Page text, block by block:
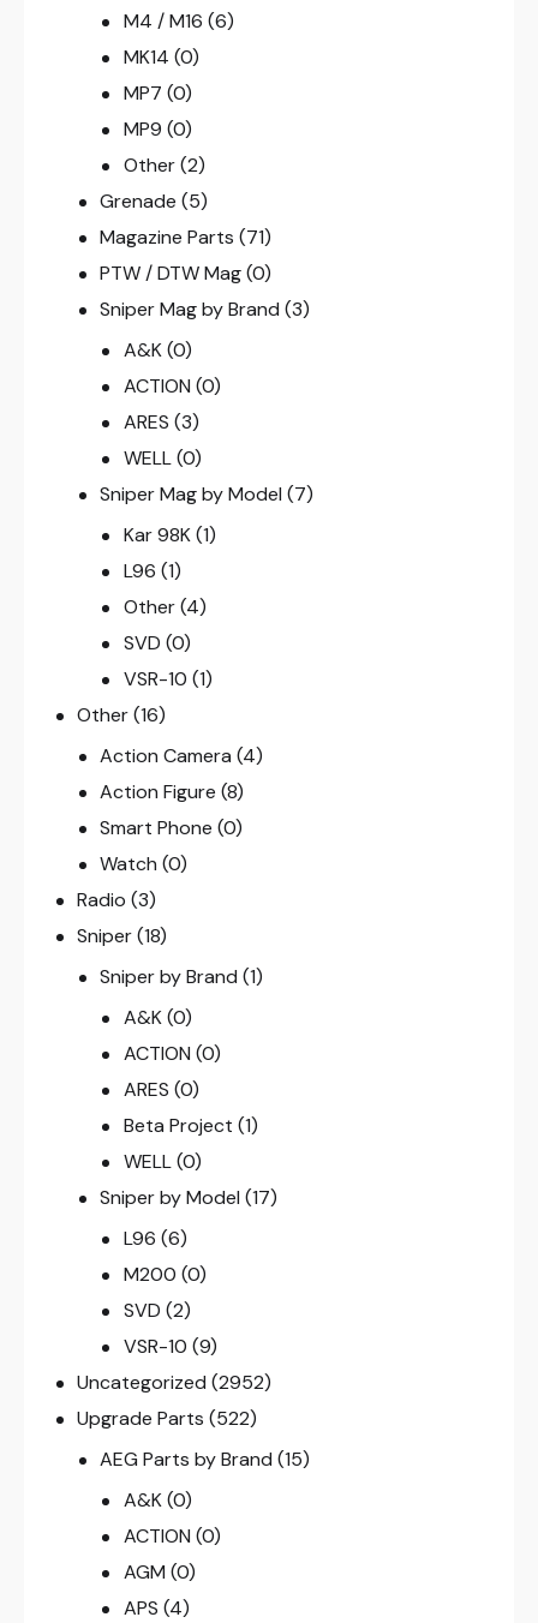
M4 / M16 (6)
MK14 (0)
MP7 (0)
MP9 (0)
Other (2)
Grenade (5)
Magazine Parts (71)
PTW / DTW Mag (0)
Sniper Mag by Brand (3)
A&K (0)
ACTION (0)
ARES (3)
WELL (0)
Sniper Mag by Model (7)
Kar 98K (1)
L96 (1)
Other (4)
SVD (0)
VSR-10 (1)
Other(16)
Action Camera (4)
Action Figure (8)
Smart Phone (0)
Watch (0)
Radio (3)
Sniper(18)
Sniper by Brand (1)
A&K (0)
ACTION (0)
ARES (0)
Beta Project (1)
WELL (0)
Sniper by Model (17)
L96 (6)
M200 (0)
SVD (2)
VSR-10 (9)
Uncategorized (2952)
Upgrade Parts (522)
AEG Parts by Brand (15)
A&K (0)
ACTION (0)
AGM (0)
APS (4)